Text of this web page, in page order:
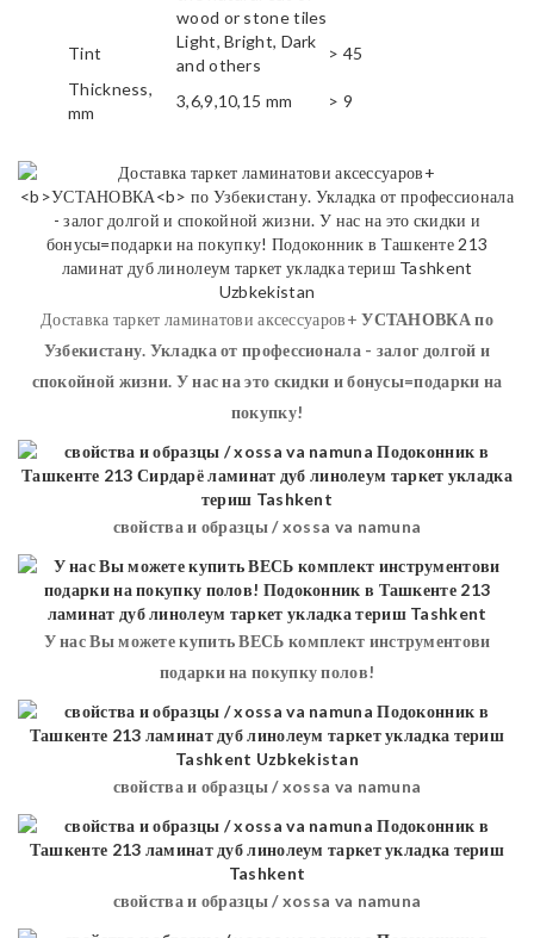
wood or stone tiles
Tint
Light, Bright, Dark
and others
> 45
Thickness,
mm
3,6,9,10,15 mm > 9
Доставка таркет ламинатови аксессуаров+УСТАНОВКАпо
Узбекистану. Укладка от профессионала - залог долгой и
спокойной жизни. У нас на это скидки и бонусы=подарки на
покупку!
свойства и образцы / xossa va namuna
У нас Вы можете купить ВЕСЬ комплект инструментови
подарки на покупку полов!
свойства и образцы / xossa va namuna
свойства и образцы / xossa va namuna